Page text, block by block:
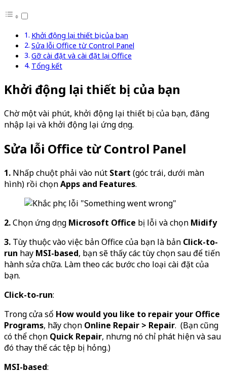
Khởi động lại thiết bị của bạn
Sửa lỗi Office từ Control Panel
Gỡ cài đặt và cài đặt lại Office
Tổng kết
Khởi động lại thiết bị của bạn
Chờ một vài phút, khởi động lại thiết bị của bạn, đăng
nhập lại và khởi động lại ứng dụng.
Sửa lỗi Office từ Control Panel
1. Nhấp chuột phải vào nút Start (góc trái, dưới màn
hình) rồi chọnApps and Features.
2.Chọn ứng dụng Microsoft Office bị lỗi và chọn Midify
3. Tùy thuộc vào việc bản Office của bạn là bản Click-to-
run hay MSI-based, bạn sẽ thấy các tùy chọn sau để tiến
hành sửa chữa. Làm theo các bước cho loại cài đặt của
bạn.
Click-to-run:
Trong cửa sổ How would you like to repair your Office
Programs, hãy chọn Online Repair > Repair. (Bạn cũng
có thể chọn Quick Repair, nhưng nó chỉ phát hiện và sau
đó thay thế các tệp bị hỏng.)
MSI-based: